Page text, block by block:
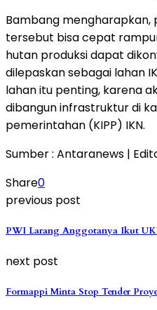
Bambang
tersebut bisa cepat
hutan produksi dapat
dilepaskan sebagai lahan
lahan itu penting, karena
dibangun infrastruktur di
pemerintahan (KIPP) IKN.
Sumber : Antaranews |
Share0
previous post
PWI Larang Anggotanya Ikut
next post
Formappi Minta Stop Tender